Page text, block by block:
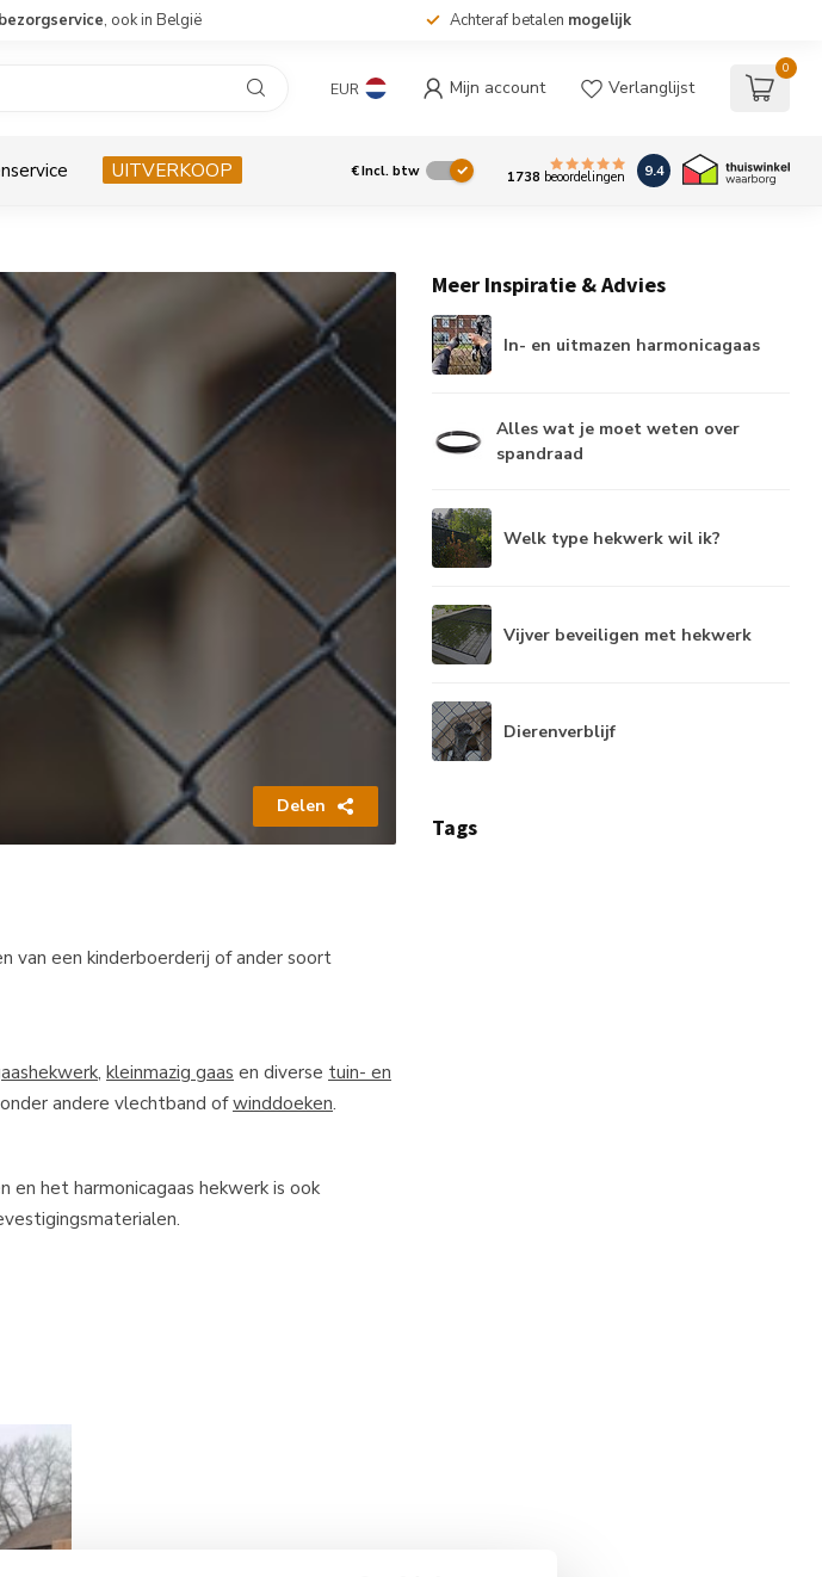
, ook in België Achteraf betalen mogelijk
EUR Mijn account Verlanglijst
0
UITVERKOOP €Incl. btw 1738 beoordelingen 9.4
Delen
van een kinderboerderij of ander soort
, kleinmazig gaas en diverse tuin- en
andere vlechtband ofwinddoeken.
het harmonicagaas hekwerk is ook
Meer Inspiratie & Advies
In- en uitmazen harmonicagaas
Alles wat je moet weten over
spandraad
Welk type hekwerk wil ik?
Vijver beveiligen met hekwerk
Dierenverblijf
Tags